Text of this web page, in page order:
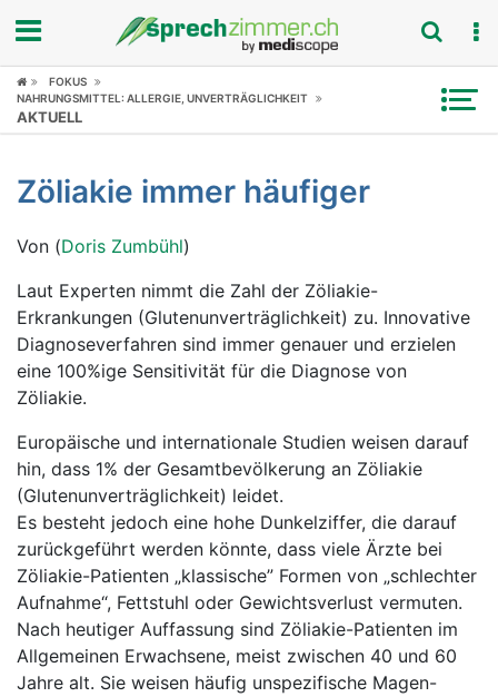
Fokus
Symptome
Untersuchungen
News
Ratgeber
Rubriken
FOKUS
NAHRUNGSMITTEL: ALLERGIE, UNVERTRÄGLICHKEIT
AKTUELL
Zöliakie immer häufiger
Von (Doris Zumbühl)
Laut Experten nimmt die Zahl der Zöliakie-
Erkrankungen (Glutenunverträglichkeit) zu. Innovative
Diagnoseverfahren sind immer genauer und erzielen
eine 100%ige Sensitivität für die Diagnose von
Zöliakie.
Europäische und internationale Studien weisen darauf
hin, dass 1% der Gesamtbevölkerung an Zöliakie
(Glutenunverträglichkeit) leidet.
Es besteht jedoch eine hohe Dunkelziffer, die darauf
zurückgeführt werden könnte, dass viele Ärzte bei
Zöliakie-Patienten „klassische” Formen von „schlechter
Aufnahme“, Fettstuhl oder Gewichtsverlust vermuten.
Nach heutiger Auffassung sind Zöliakie-Patienten im
Allgemeinen Erwachsene, meist zwischen 40 und 60
Jahre alt. Sie weisen häufig unspezifische Magen-